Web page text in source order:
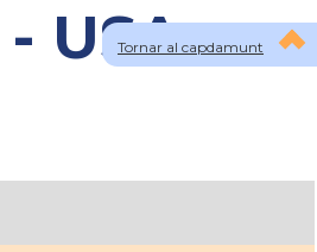
Tornar al capdamunt
USA